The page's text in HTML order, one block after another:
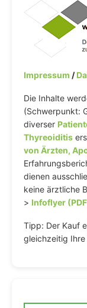
Impressum /
Die Inhalte
(Schwerpunkt:
diverser
Thyreoiditis
von Ärzten,
dienen
keine ärztliche
> Infoflyer
Tipp: Der Kauf
gleichzeitig